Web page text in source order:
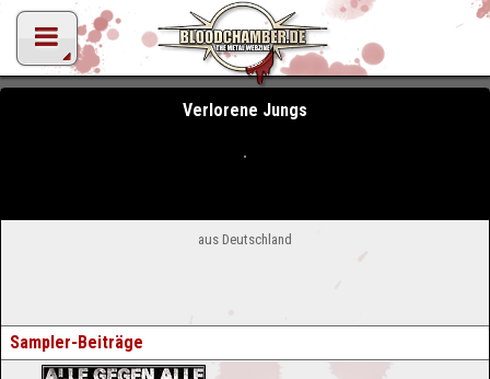
Verlorene Jungs
aus Deutschland
Sampler-Beiträge